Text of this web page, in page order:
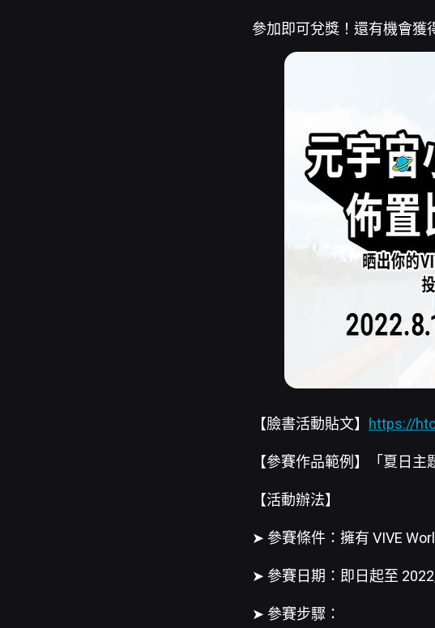
參加即可兌獎！還有機會獲
【臉書活動貼文】 https://
【參賽作品範例】「夏日主
【活動辦法】
➤ 參賽條件：擁有 VIVE
➤ 參賽日期：即日起至
➤ 參賽步驟：